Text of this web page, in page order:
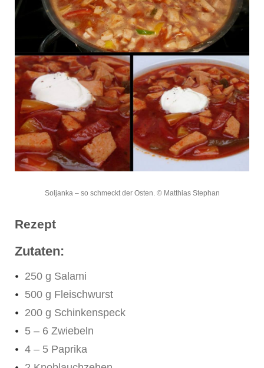
Soljanka – so schmeckt der Osten. © Matthias Stephan
Rezept
Zutaten:
250 g Salami
500 g Fleischwurst
200 g Schinkenspeck
5 – 6 Zwiebeln
4 – 5 Paprika